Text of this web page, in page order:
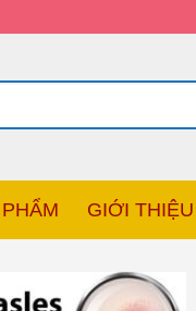
GIỚI THIỆU